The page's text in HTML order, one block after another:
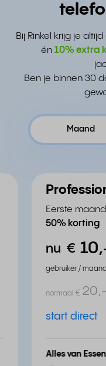
Bij Rinkel krijg je altijd
én 10% extra
Ben je binnen 30
Maand
Eerste maand
50% korting
nu € 10,
gebruiker / maand
normaal € 20,-
start direct
Alles van